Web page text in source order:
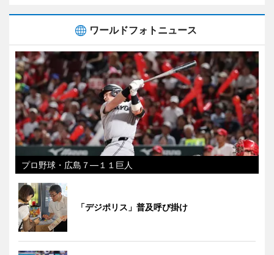
ワールドフォトニュース
プロ野球・広島７―１１巨人
「デジポリス」普及呼び掛け